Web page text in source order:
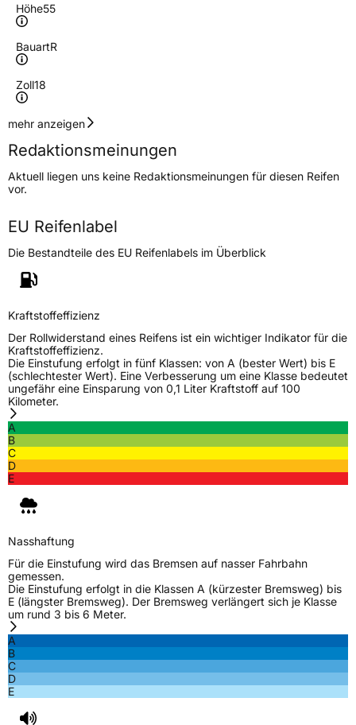
Höhe55
BauartR
Zoll18
Geschwindigkeitsindex
Höchstgeschwindigkeit
270 km/h
Lastindex99
Höchstlast775 kg
Gewicht (in kg)
11,36 kg
Generelle Merkmale
FahrzeugtypPKW
VerwendungGanzjahresreifen
ModellnameI Green All Season
FahrzeugartPKW & SUV
Weitere Eigenschaften
SchlauchtypTL
Zustand
M+SJa
EU Label
EffizienzC
Rollgeräusch (dB)
mehr anzeigen
Redaktionsmeinungen
Aktuell liegen uns keine Redaktionsmeinungen für diesen Reifen
vor.
EU Reifenlabel
Die Bestandteile des EU Reifenlabels im Überblick
Kraftstoffeffizienz
Der Rollwiderstand eines Reifens ist ein wichtiger Indikator für die
Kraftstoffeffizienz.
Die Einstufung erfolgt in fünf Klassen: von A (bester Wert) bis E
(schlechtester Wert). Eine Verbesserung um eine Klasse bedeutet
ungefähr eine Einsparung von 0,1 Liter Kraftstoff auf 100
Kilometer.
A
B
C
D
E
Nasshaftung
Für die Einstufung wird das Bremsen auf nasser Fahrbahn
gemessen.
Die Einstufung erfolgt in die Klassen A (kürzester Bremsweg) bis
E (längster Bremsweg). Der Bremsweg verlängert sich je Klasse
um rund 3 bis 6 Meter.
A
B
C
D
E